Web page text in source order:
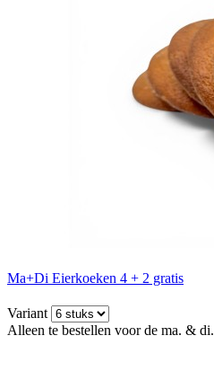
Ma+Di Eierkoeken 4 + 2 gratis
Variant
Alleen te bestellen voor de ma. & di.